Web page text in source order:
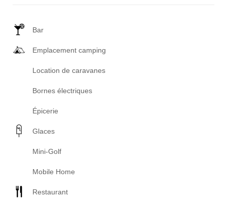
Bar
Emplacement camping
Location de caravanes
Bornes électriques
Épicerie
Glaces
Mini-Golf
Mobile Home
Restaurant